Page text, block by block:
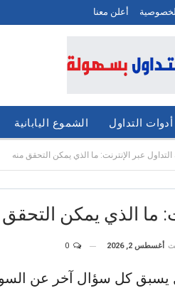
أعلن معنا
أدوات التداول الشموع اليابانية
عبر الإنترنت: ما الذي يمكن التحقق منه
ما الذي يمكن
أغسطس 2, 2026
يسبق كل سؤال آخر عن